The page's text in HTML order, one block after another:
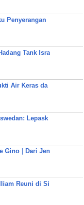
Penyerangan
Tank Isra
Air Keras da
Lepask
Gino | Dari Jen
Reuni di Si